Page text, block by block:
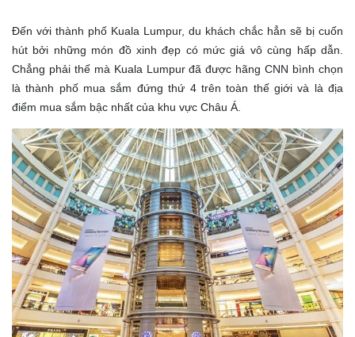
Đến với thành phố Kuala Lumpur, du khách chắc hẳn sẽ bị cuốn
hút bởi những món đồ xinh đẹp có mức giá vô cùng hấp dẫn.
Chẳng phải thế mà Kuala Lumpur đã được hãng CNN bình chọn
là thành phố mua sắm đứng thứ 4 trên toàn thế giới và là địa
điểm mua sắm bậc nhất của khu vực Châu Á.